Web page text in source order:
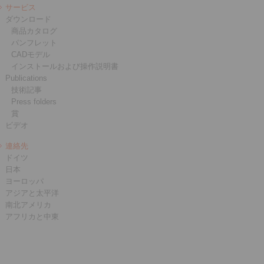
サービス
ダウンロード
商品カタログ
パンフレット
CADモデル
インストールおよび操作説明書
Publications
技術記事
Press folders
賞
ビデオ
連絡先
ドイツ
日本
ヨーロッパ
アジアと太平洋
南北アメリカ
アフリカと中東